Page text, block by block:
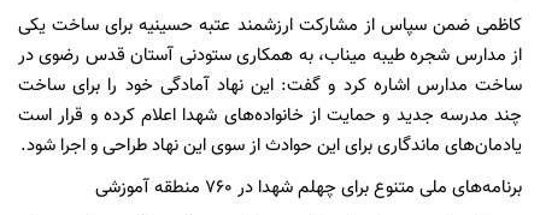
کاظمی ضمن سپاس از مشارکت ارزشمند عتبه حسینیه برای ساخت یکی
از مدارس شجره طیبه میناب، به همکاری ستودنی آستان قدس رضوی در
ساخت مدارس اشاره کرد و گفت: این نهاد آمادگی خود را برای ساخت
چند مدرسه جدید و حمایت از خانواده‌های شهدا اعلام کرده و قرار است
یادمان‌های ماندگاری برای این حوادث از سوی این نهاد طراحی و اجرا شود.
برنامه‌های ملی متنوع برای چهلم شهدا در ۷۶۰ منطقه آموزشی